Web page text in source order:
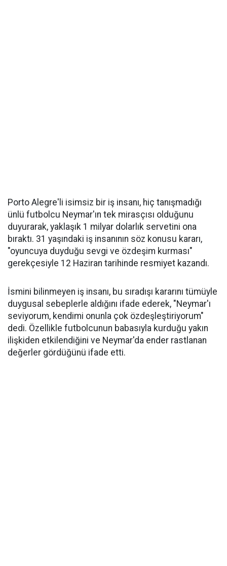
Porto Alegre'li isimsiz bir iş insanı, hiç tanışmadığı
ünlü futbolcu Neymar'ın tek mirasçısı olduğunu
duyurarak, yaklaşık 1 milyar dolarlık servetini ona
bıraktı. 31 yaşındaki iş insanının söz konusu kararı,
"oyuncuya duyduğu sevgi ve özdeşim kurması"
gerekçesiyle 12 Haziran tarihinde resmiyet kazandı.
İsmini bilinmeyen iş insanı, bu sıradışı kararını tümüyle
duygusal sebeplerle aldığını ifade ederek, "Neymar'ı
seviyorum, kendimi onunla çok özdeşleştiriyorum"
dedi. Özellikle futbolcunun babasıyla kurduğu yakın
ilişkiden etkilendiğini ve Neymar'da ender rastlanan
değerler gördüğünü ifade etti.